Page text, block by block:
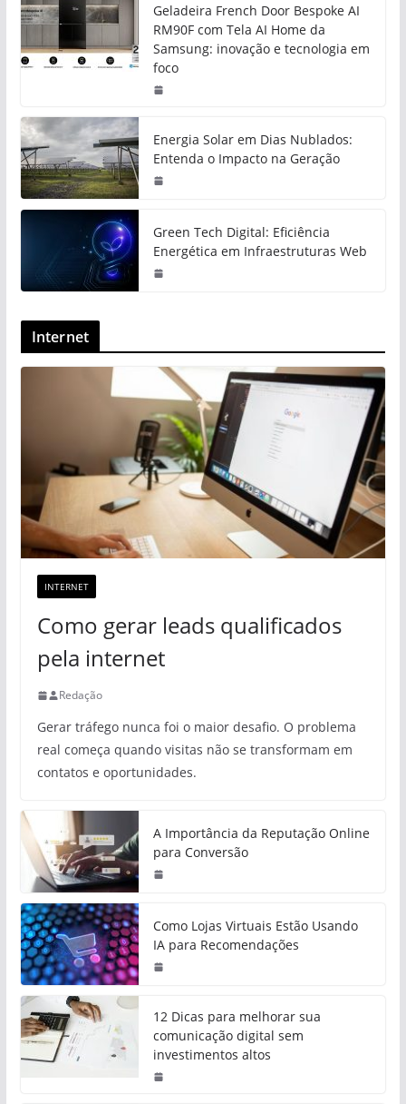
Geladeira French Door Bespoke AI
RM90F com Tela AI Home da
Samsung: inovação e tecnologia em
foco
Energia Solar em Dias Nublados:
Entenda o Impacto na Geração
Green Tech Digital: Eficiência
Energética em Infraestruturas Web
Internet
INTERNET
Como gerar leads qualificados
pela internet
Redação
Gerar tráfego nunca foi o maior desafio. O problema
real começa quando visitas não se transformam em
contatos e oportunidades.
A Importância da Reputação Online
para Conversão
Como Lojas Virtuais Estão Usando
IA para Recomendações
12 Dicas para melhorar sua
comunicação digital sem
investimentos altos